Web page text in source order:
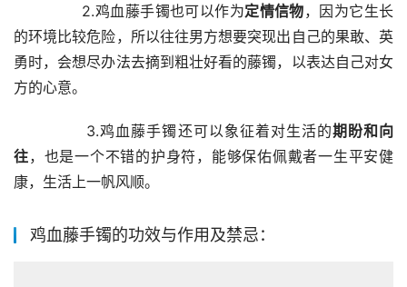
        2.鸡血藤手镯也可以作为
定情信物，因为它生长
的环境比较危险，所以往往男方想要突现出自己的果敢、英
勇时，会想尽办法去摘到粗壮好看的藤镯，以表达自己对女
方的心意。
        3.鸡血藤手镯还可以象征着对生活的
期盼和向
往，也是一个不错的护身符，能够保佑佩戴者一生平安健
康，生活上一帆风顺。
鸡血藤手镯的功效与作用及禁忌：